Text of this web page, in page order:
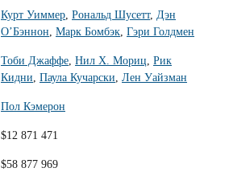
Курт Уиммер, Рональд Шусетт, Дэн
О’Бэннон, Марк Бомбэк, Гэри Голдмен
Тоби Джаффе, Нил Х. Мориц, Рик
Кидни, Паула Кучарски, Лен Уайзман
Пол Кэмерон
$12 871 471
$58 877 969